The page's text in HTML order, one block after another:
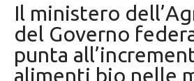
Il ministero
del Governo
punta
alimenti bio nelle